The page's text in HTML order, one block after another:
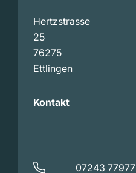
Hertzstrasse
25
76275
Ettlingen
Kontakt
07243 77977